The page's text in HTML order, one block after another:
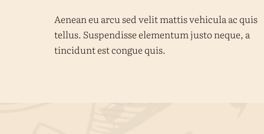
Aenean eu arcu sed velit mattis vehicula ac quis
tellus. Suspendisse elementum justo neque, a
tincidunt est congue quis.